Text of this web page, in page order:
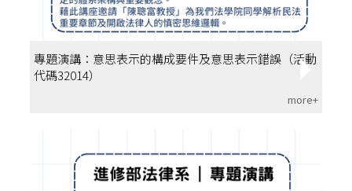
專題演講：意思表示的構成要件及意思表示錯誤（活動
代碼32014）
more+